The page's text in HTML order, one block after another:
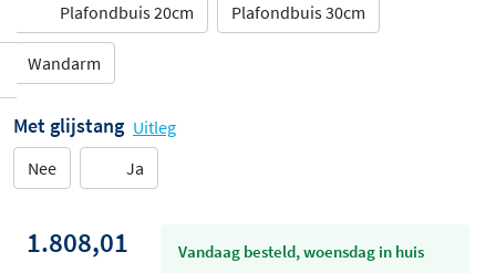
Plafondbuis 20cm
Plafondbuis 30cm
Wandarm
Met glijstang Uitleg
Nee
Ja
1.808,01 vandaag besteld, woensdag in huis